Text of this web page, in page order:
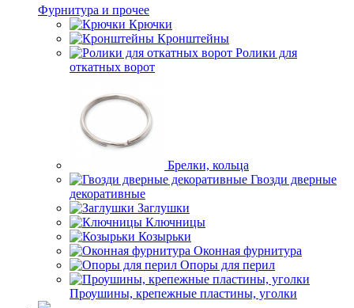
Фурнитура и прочее
Крючки
Кронштейны
Ролики для
откатных ворот
Брелки, кольца
Гвозди дверные
декоративные
Заглушки
Ключницы
Козырьки
Оконная фурнитура
Опоры для перил
Проушины, крепежные пластины, уголки